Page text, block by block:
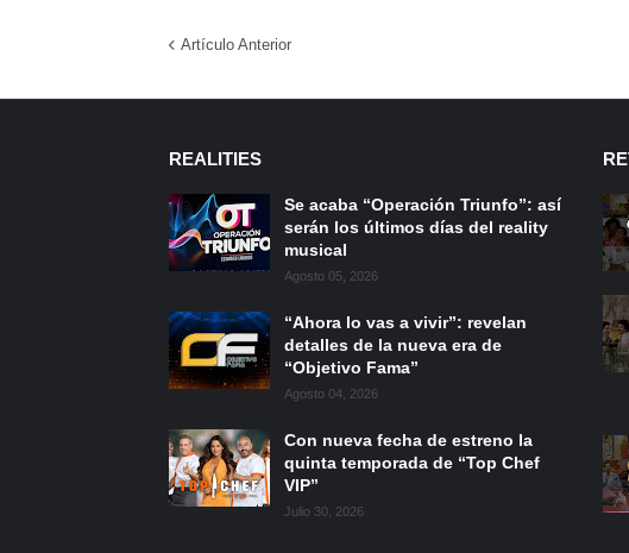
Artículo Anterior
REALITIES
Se acaba “Operación Triunfo”: así
serán los últimos días del reality
musical
Agosto 05, 2026
“Ahora lo vas a vivir”: revelan
detalles de la nueva era de
“Objetivo Fama”
Agosto 04, 2026
Con nueva fecha de estreno la
quinta temporada de “Top Chef
VIP”
Julio 30, 2026